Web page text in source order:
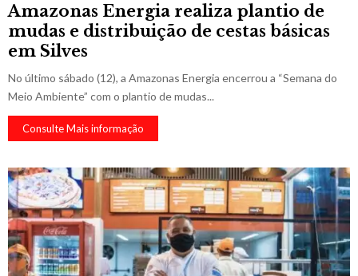
Amazonas Energia realiza plantio de
mudas e distribuição de cestas básicas
em Silves
No último sábado (12), a Amazonas Energia encerrou a “Semana do
Meio Ambiente” com o plantio de mudas...
Consulte Mais informação